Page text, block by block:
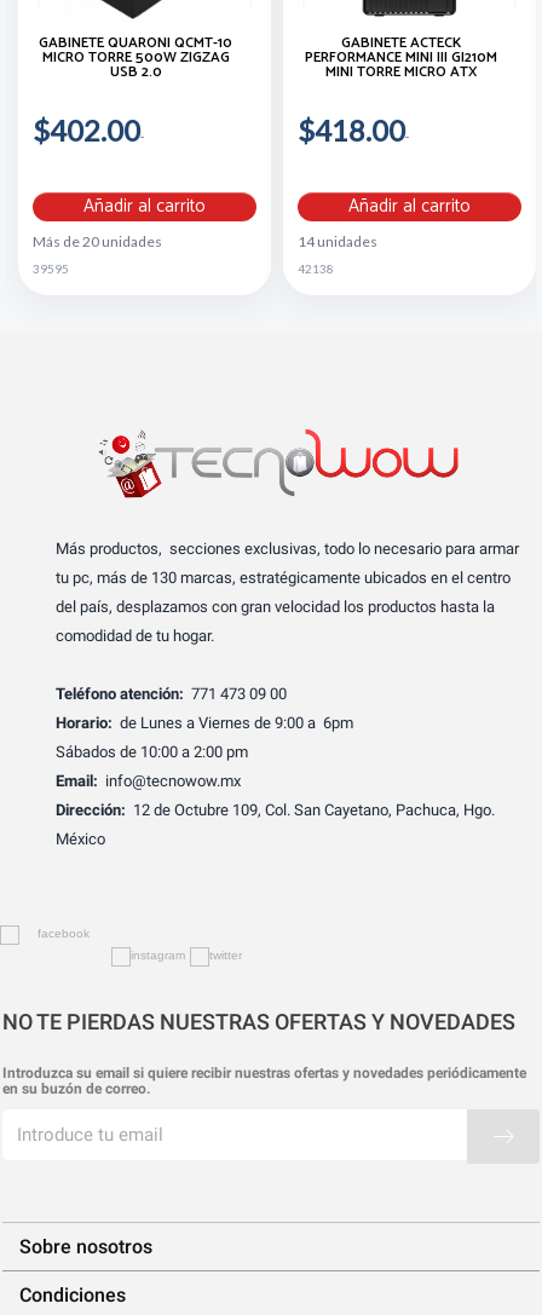
GABINETE QUARONI QCMT-10
MICRO TORRE 500W ZIGZAG
USB 2.0
$402.00
Añadir al carrito
Más de 20 unidades
39595
GABINETE ACTECK
PERFORMANCE MINI III GI210M
MINI TORRE MICRO ATX
$418.00
Añadir al carrito
14 unidades
42138
Más productos, secciones exclusivas, todo lo necesario para armar
tu pc, más de 130 marcas, estratégicamente ubicados en el centro
del país, desplazamos con gran velocidad los productos hasta la
comodidad de tu hogar.
Teléfono atención: 771 473 09 00
Horario: de Lunes a Viernes de 9:00 a 6pm
Sábados de 10:00 a 2:00 pm
Email: info@tecnowow.mx
Dirección: 12 de Octubre 109, Col. San Cayetano, Pachuca, Hgo.
México
NO TE PIERDAS NUESTRAS OFERTAS Y NOVEDADES
Introduzca su email si quiere recibir nuestras ofertas y novedades periódicamente
en su buzón de correo.
Sobre nosotros
Condiciones